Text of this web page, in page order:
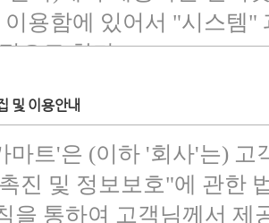
및 이용안내